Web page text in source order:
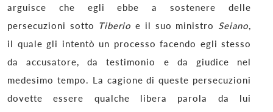
arguisce che egli ebbe a sostenere delle
persecuzioni sotto Tiberio e il suo ministro Seiano,
il quale gli intentò un processo facendo egli stesso
da accusatore, da testimonio e da giudice nel
medesimo tempo. La cagione di queste persecuzioni
dovette essere qualche libera parola da lui